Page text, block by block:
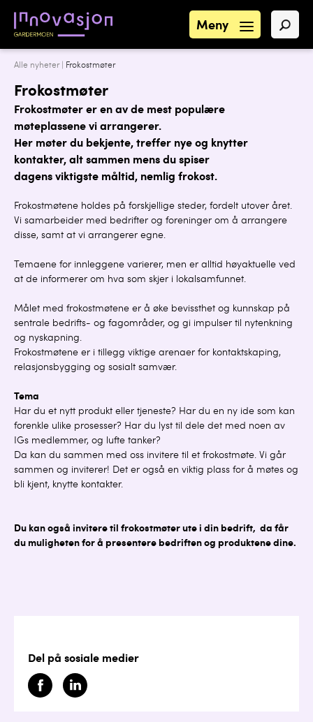
Meny
Alle nyheter| Frokostmøter
Frokostmøter
Frokostmøter er en av de mest populære
møteplassene vi arrangerer.
Her møter du bekjente, treffer nye og knytter
kontakter, alt sammen mens du spiser
dagens viktigste måltid, nemlig frokost.
Frokostmøtene holdes på forskjellige steder, fordelt utover året.
Vi samarbeider med bedrifter og foreninger om å arrangere
disse, samt at vi arrangerer egne.
Temaene for innleggene varierer, men er alltid høyaktuelle ved
at de informerer om hva som skjer i lokalsamfunnet.
Målet med frokostmøtene er å øke bevissthet og kunnskap på
sentrale bedrifts- og fagområder, og gi impulser til nytenkning
og nyskapning.
Frokostmøtene er i tillegg viktige arenaer for kontaktskaping,
relasjonsbygging og sosialt samvær.
Tema
Har du et nytt produkt eller tjeneste? Har du en ny ide som kan
forenkle ulike prosesser? Har du lyst til dele det med noen av
IGs medlemmer, og lufte tanker?
Da kan du sammen med oss invitere til et frokostmøte. Vi går
sammen og inviterer! Det er også en viktig plass for å møtes og
bli kjent, knytte kontakter.
Du kan også invitere til frokostmøter ute i din bedrift, da får
du muligheten for å presentere bedriften og produktene dine.
Del på sosiale medier